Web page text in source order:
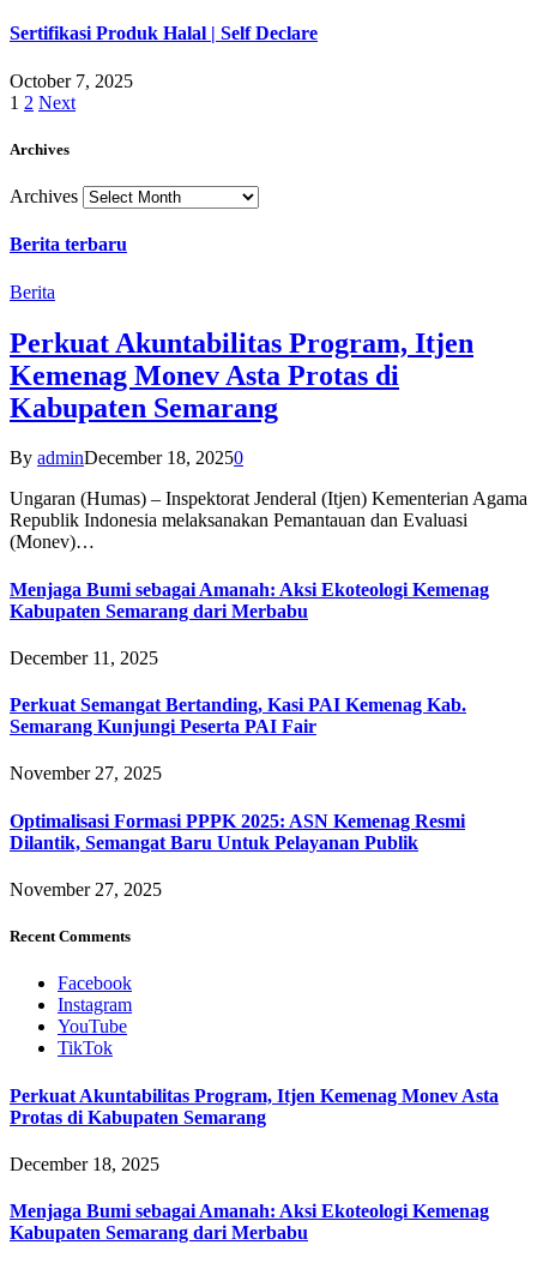
Sertifikasi Produk Halal | Self Declare
October 7, 2025
1 2 Next
Archives
Archives
Berita terbaru
Berita
Perkuat Akuntabilitas Program, Itjen
Kemenag Monev Asta Protas di
Kabupaten Semarang
By adminDecember 18, 20250
Ungaran (Humas) – Inspektorat Jenderal (Itjen) Kementerian Agama
Republik Indonesia melaksanakan Pemantauan dan Evaluasi
(Monev)…
Menjaga Bumi sebagai Amanah: Aksi Ekoteologi Kemenag
Kabupaten Semarang dari Merbabu
December 11, 2025
Perkuat Semangat Bertanding, Kasi PAI Kemenag Kab.
Semarang Kunjungi Peserta PAI Fair
November 27, 2025
Optimalisasi Formasi PPPK 2025: ASN Kemenag Resmi
Dilantik, Semangat Baru Untuk Pelayanan Publik
November 27, 2025
Recent Comments
Facebook
Instagram
YouTube
TikTok
Perkuat Akuntabilitas Program, Itjen Kemenag Monev Asta
Protas di Kabupaten Semarang
December 18, 2025
Menjaga Bumi sebagai Amanah: Aksi Ekoteologi Kemenag
Kabupaten Semarang dari Merbabu